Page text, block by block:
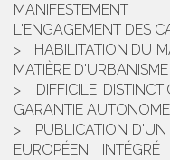
L'ENGAGEMENT DES
HABILITATION DU
MATIÈRE D'URBANISME
DIFFICILE
GARANTIE AUTONOME
PUBLICATION
EUROPÉEN